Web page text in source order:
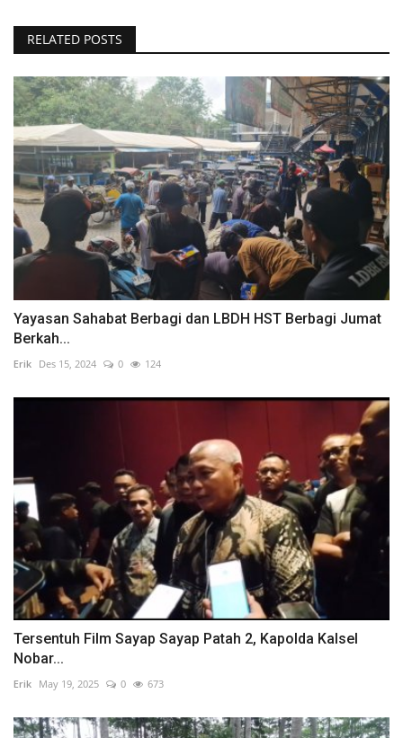
RELATED POSTS
Yayasan Sahabat Berbagi dan LBDH HST Berbagi Jumat
Berkah...
Erik Des 15, 2024 0 124
Tersentuh Film Sayap Sayap Patah 2, Kapolda Kalsel
Nobar...
Erik May 19, 2025 0 673